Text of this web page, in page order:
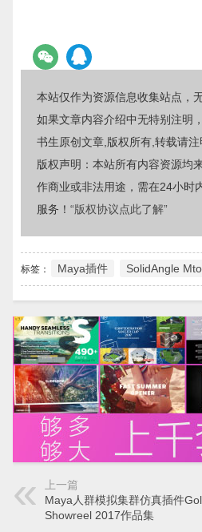
本站仅作为资源信息收集站点，
如果文章内容介绍中无特别注明
书生原创文章,版权所有,转载请注
版权声明：本站所有内容资源均
作商业或非法用途，需在24小时
服务！ “版权协议点此了解”
标签： Maya插件 SolidAngle
上一篇
Maya人群模拟集群仿真插件
Showreel 2017作品集